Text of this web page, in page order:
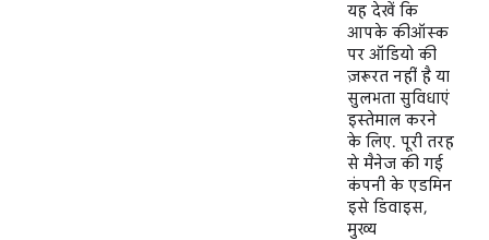
यह देखें कि
आपके कीऑस्क
पर ऑडियो की
ज़रूरत नहीं है या
सुलभता सुविधाएं
इस्तेमाल करने
के लिए. पूरी तरह
से मैनेज की गई
कंपनी के एडमिन
इसे डिवाइस,
मुख्य